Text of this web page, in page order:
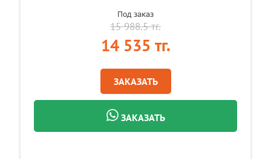
Под заказ
15 988.5 тг.
14 535 тг.
ЗАКАЗАТЬ
ЗАКАЗАТЬ